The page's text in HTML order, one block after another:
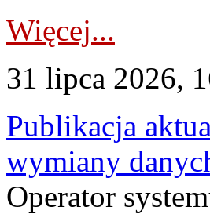
Więcej...
31 lipca 2026,
Publikacja
wymiany
Operator